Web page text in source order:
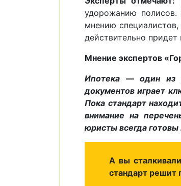
удорожанию полисов.
мнению
действительно
Мнение экспертов
Ипотека — один из
документов играет
Пока стандарт
внимание на
юристы всегда готовы
А вы
стандарт решит